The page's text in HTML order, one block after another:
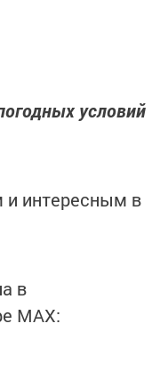
условий
интересным в
в
MАХ: